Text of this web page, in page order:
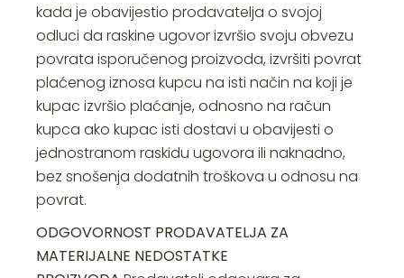
kada je obavijestio prodavatelja o svojoj
odluci da raskine ugovor izvršio svoju obvezu
povrata isporučenog proizvoda, izvršiti povrat
plaćenog iznosa kupcu na isti način na koji je
kupac izvršio plaćanje, odnosno na račun
kupca ako kupac isti dostavi u obavijesti o
jednostranom raskidu ugovora ili naknadno,
bez snošenja dodatnih troškova u odnosu na
povrat.
ODGOVORNOST PRODAVATELJA ZA
MATERIJALNE NEDOSTATKE